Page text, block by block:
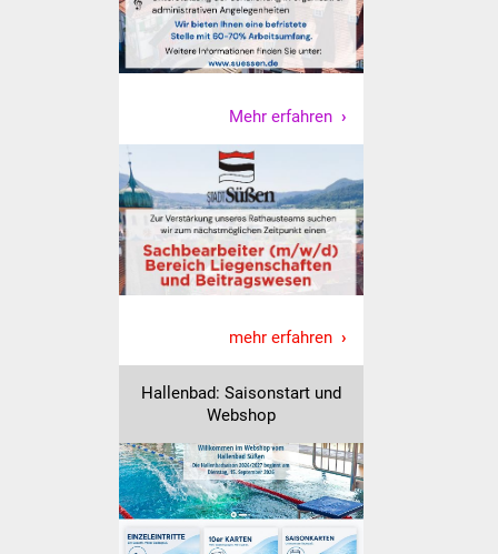
Stadtwerke
Suenergie
NETZMonitor
Gesundheit und Notfall
Ärzte und Apotheken
Pflege von Angehörigen
ÖPNV
Bürgerbus (MOBS)
Abfall und Entsorgung
Mehr erfahren
mehr erfahren
Hallenbad: Saisonstart und
Webshop